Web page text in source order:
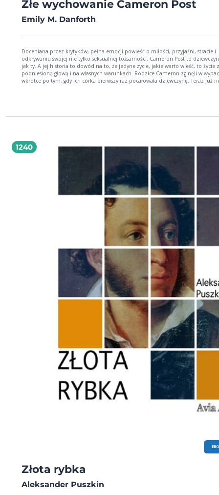
Złe wychowanie Cameron Post
Emily M. Danforth
Doceniana przez krytyków, pełna emocji powieść o miłości, przyjaźni, stracie i
odkrywaniu swojej nie tylko seksualnej tożsamości. Cameron Post to dziewczyna taka
jak ty. A jej historia to dowód na to, że jedyne życie, jakie warto wieść, to życie z
podniesioną głową i na własnych warunkach. Rodzice Cameron zginęli w wypadku
wkrótce po tym, gdy ich córka pierwszy raz pocałowała dziewczynę. Teraz już
piękną i pociągającą Coley Taylor kończy się w bardzo nieoczekiwany sposób,
wychowankom w oczyszczeniu się z grzechu? A może nie da się wyplenić z nas tego,
co stanowi część nas samych?
1240
Złota rybka
Aleksander Puszkin